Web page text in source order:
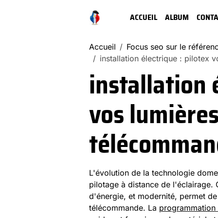
ACCUEIL ALBUM
Accueil
Focus seo sur le
installation électrique : pilotex
installation
vos
L'évolution de la technologie
pilotage à distance de l'éclairage.
d'énergie, et modernité, permet
télécommande. La